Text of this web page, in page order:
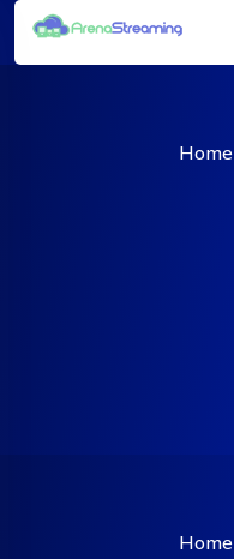
Home
Home